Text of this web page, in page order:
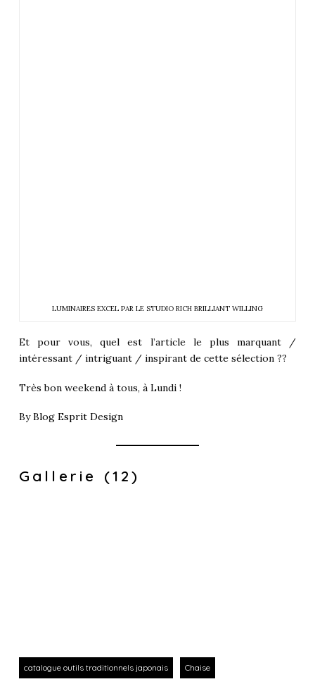
LUMINAIRES EXCEL PAR LE STUDIO RICH BRILLIANT WILLING
Et pour vous, quel est l’article le plus marquant /
intéressant / intriguant / inspirant de cette sélection ??
Très bon weekend à tous, à Lundi !
ByBlog Esprit Design
Gallerie (12)
catalogue outils traditionnels japonais Chaise